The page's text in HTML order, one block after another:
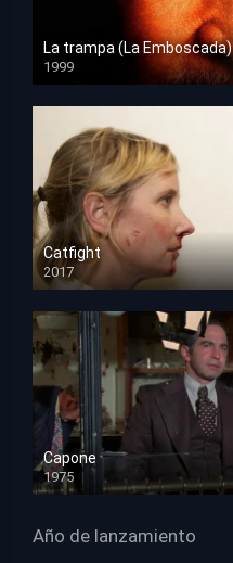
La trampa (La Emboscada)
1999
HD 1080p
Catfight
2017
HD 720p
Capone
1975
HD 1080p
Año de lanzamiento